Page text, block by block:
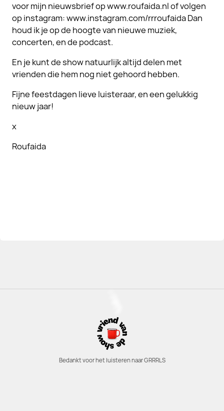
voor mijn nieuwsbrief op www.roufaida.nl of volgen
op instagram: www.instagram.com/rrroufaida Dan
houd ik je op de hoogte van nieuwe muziek,
concerten, en de podcast.
En je kunt de show natuurlijk altijd delen met
vrienden die hem nog niet gehoord hebben.
Fijne feestdagen lieve luisteraar, en een gelukkig
nieuw jaar!
x
Roufaida
Bedankt voor het luisteren naar GRRRLS